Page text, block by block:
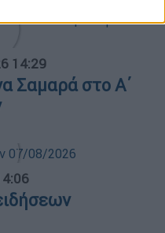
14:29
Σαμαρά στο Α΄